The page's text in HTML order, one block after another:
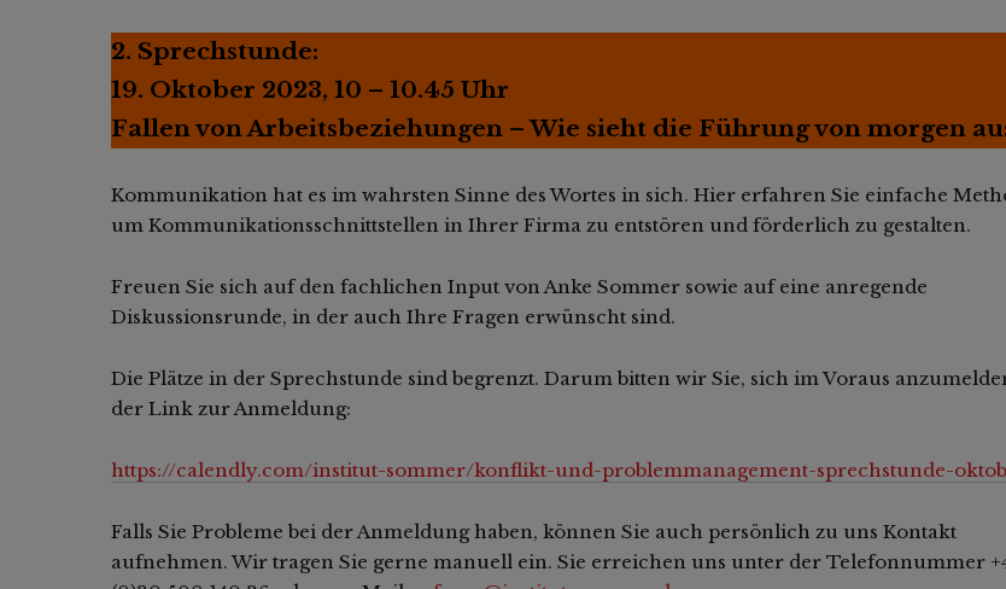
2. Sprechstunde:
19. Oktober 2023, 10 – 10.45 Uhr
Fallen von Arbeitsbeziehungen – Wie sieht die Führung von morgen
Kommunikation hat es im wahrsten Sinne des Wortes in sich. Hier erfahren Sie einfache
um Kommunikationsschnittstellen in Ihrer Firma zu entstören und förderlich zu gestalten.
Freuen Sie sich auf den fachlichen Input von Anke Sommer sowie auf eine anregende
Diskussionsrunde, in der auch Ihre Fragen erwünscht sind.
Die Plätze in der Sprechstunde sind begrenzt. Darum bitten wir Sie, sich im Voraus
der Link zur Anmeldung:
https://calendly.com/institut-sommer/konflikt-und-problemmanagement-sprechstunde-
Falls Sie Probleme bei der Anmeldung haben, können Sie auch persönlich zu uns Kontakt
aufnehmen. Wir tragen Sie gerne manuell ein. Sie erreichen uns unter der Telefonnummer